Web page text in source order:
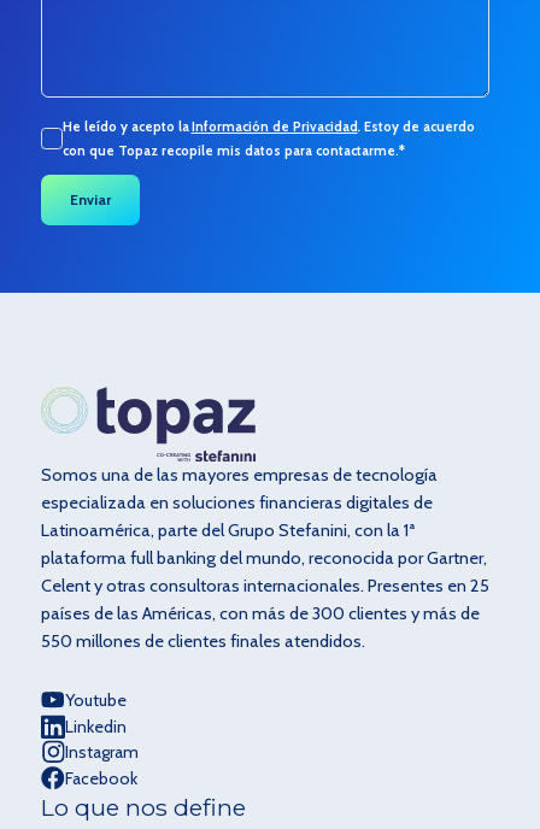
He leído y acepto laInformación de Privacidad.Estoy de acuerdo
con que Topaz recopile mis datos para contactarme.*
Somos una de las mayores empresas de tecnología
especializada en soluciones financieras digitales de
Latinoamérica, parte del Grupo Stefanini, con la 1ª
plataforma full banking del mundo, reconocida por Gartner,
Celent y otras consultoras internacionales. Presentes en 25
países de las Américas, con más de 300 clientes y más de
550 millones de clientes finales atendidos.
Youtube
Linkedin
Instagram
Facebook
Lo que nos define